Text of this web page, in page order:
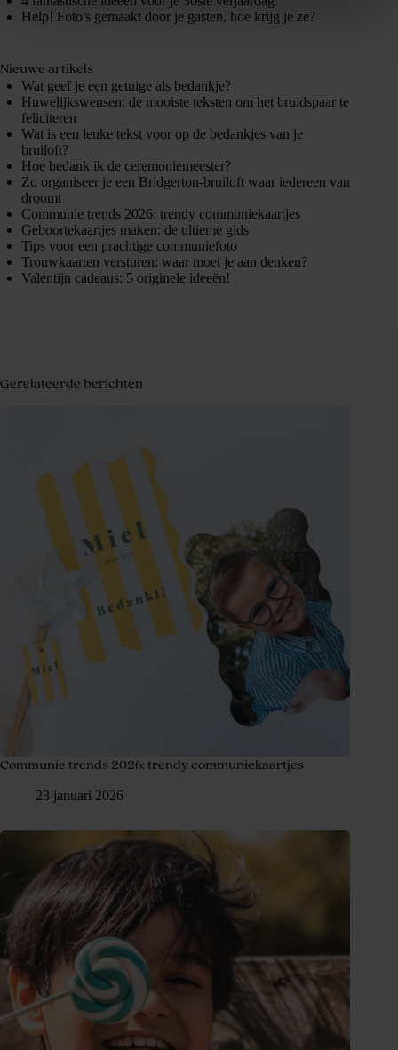
Help! Foto's gemaakt door je gasten, hoe krijg je ze?
Nieuwe artikels
Wat geef je een getuige als bedankje?
Huwelijkswensen: de mooiste teksten om het bruidspaar te
feliciteren
Wat is een leuke tekst voor op de bedankjes van je
bruiloft?
Hoe bedank ik de ceremoniemeester?
Zo organiseer je een Bridgerton-bruiloft waar iedereen van
droomt
Communie trends 2026: trendy communiekaartjes
Geboortekaartjes maken: de ultieme gids
Tips voor een prachtige communiefoto
Trouwkaarten versturen: waar moet je aan denken?
Valentijn cadeaus: 5 originele ideeën!
Gerelateerde berichten
Communie trends 2026: trendy communiekaartjes
23 januari 2026